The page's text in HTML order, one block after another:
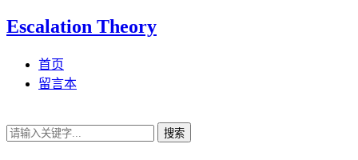
Escalation Theory
首页
留言本
搜索